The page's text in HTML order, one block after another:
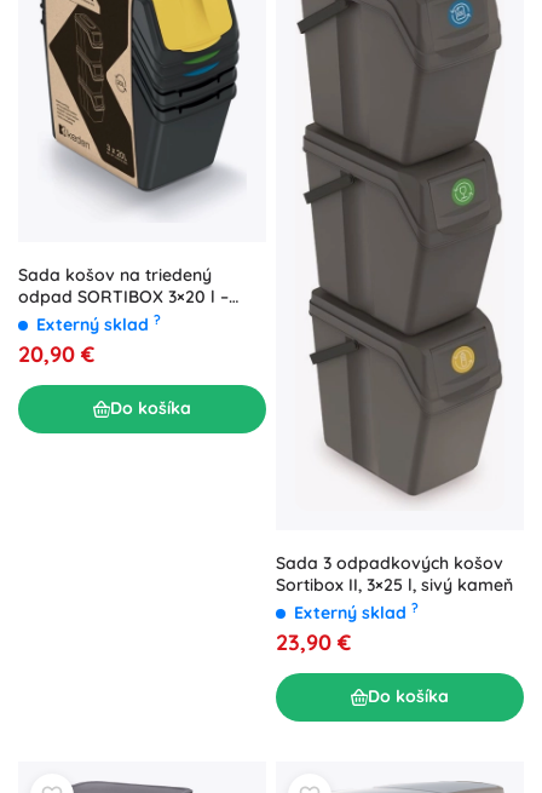
Sada košov na triedený
odpad SORTIBOX 3×20 l –
čierna, Prosperplast
Externý sklad ?
20,90 €
Do košíka
Sada 3 odpadkových košov
Sortibox II, 3×25 l, sivý kameň
Externý sklad ?
23,90 €
Do košíka